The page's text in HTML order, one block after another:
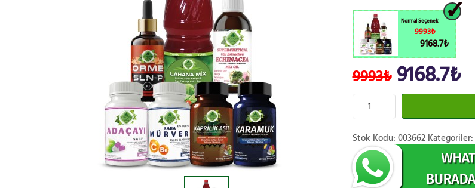
Normal Seçenek
9993₺
9168.7₺
9993₺9168.7₺
Stok Kodu: 003662 Kategoriler: